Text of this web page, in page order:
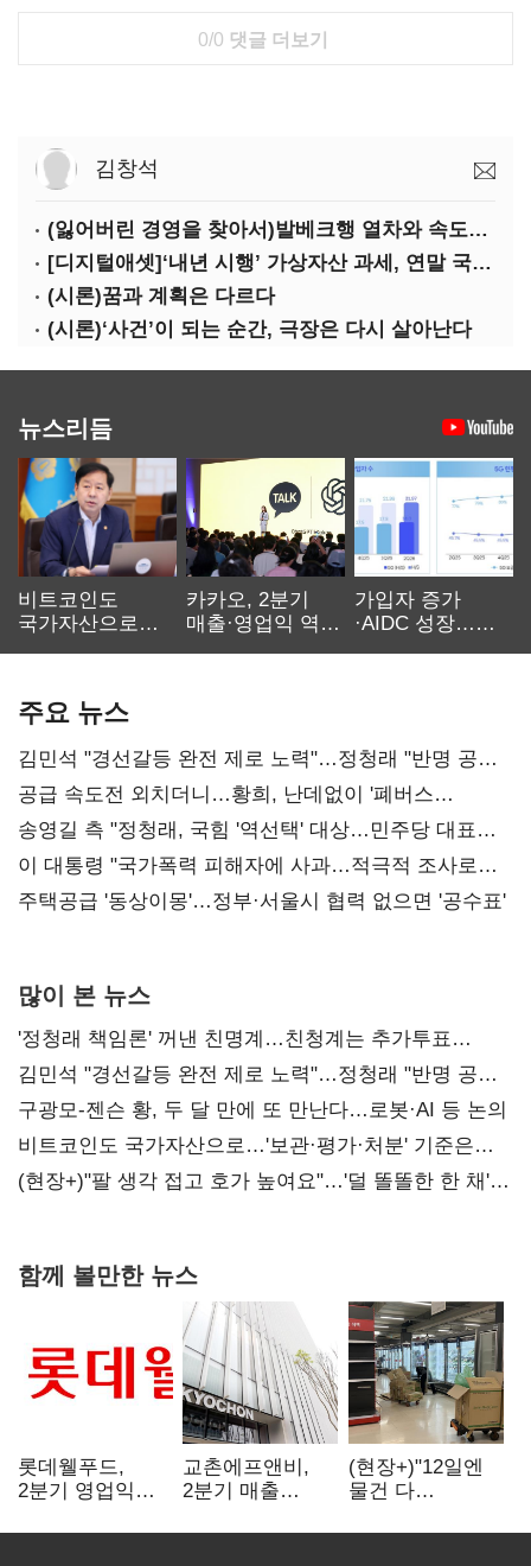
0/0 댓글 더보기
김창석
(잃어버린 경영을 찾아서)발베크행 열차와 속도의 환상: 디지털 전환과 물류 혁신의 포용적 노동 전략
[디지털애셋]‘내년 시행’ 가상자산 과세, 연말 국회 문턱 넘을까
(시론)꿈과 계획은 다르다
(시론)‘사건’이 되는 순간, 극장은 다시 살아난다
뉴스리듬
비트코인도
국가자산으로…'
카카오, 2분기
매출·영업익 역대
가입자 증가
·AIDC 성장…
주요 뉴스
김민석 "경선갈등 완전 제로 노력"…정청래 "반명 공세
사과부터"
공급 속도전 외치더니…황희, 난데없이 '폐버스
리모델링' 제안
송영길 측 "정청래, 국힘 '역선택' 대상…민주당 대표로
총선 지휘 못해"
이 대통령 "국가폭력 피해자에 사과…적극적 조사로
진실 밝혀야"
주택공급 '동상이몽'…정부·서울시 협력 없으면 '공수표'
많이 본 뉴스
'정청래 책임론' 꺼낸 친명계…친청계는 추가투표
때리기
김민석 "경선갈등 완전 제로 노력"…정청래 "반명 공세
사과부터"
구광모-젠슨 황, 두 달 만에 또 만난다…로봇·AI 등 논의
비트코인도 국가자산으로…'보관·평가·처분' 기준은
숙제
(현장+)"팔 생각 접고 호가 높여요"…'덜 똘똘한 한 채'
함께 볼만한 뉴스
롯데웰푸드,
2분기 영업익
사업이 실적 견인
교촌에프앤비,
2분기 매출
전년보다 4.9%↑
(현장+)"12일엔
물건 다
매대 채우며 문